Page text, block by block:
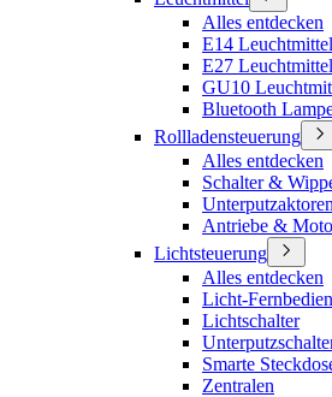
Alles entdecken
E14 Leuchtmittel
E27 Leuchtmittel
GU10
Bluetooth
Rollladensteuerung
Alles entdecken
Schalter &
Unterputzaktoren
Antriebe &
Lichtsteuerung
Alles entdecken
Licht-
Lichtschalter
Smarte
Zentralen